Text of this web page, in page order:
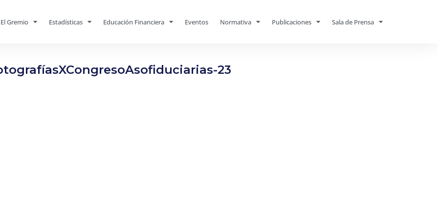
El Gremio Estadísticas Educación Financiera Eventos Normativa Publicaciones Sala de Prensa
23